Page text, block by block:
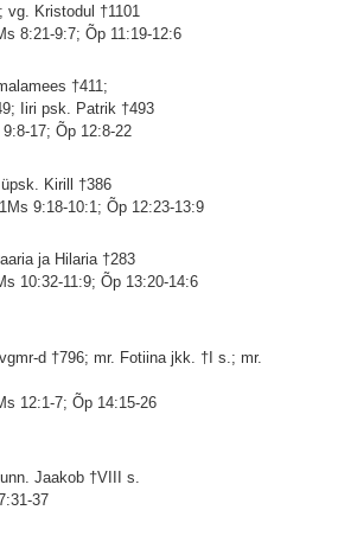
vg. Kristodul †1101
8:21-9:7; Õp 11:19-12:6
†411;
Iiri psk. Patrik †493
17; Õp 12:8-22
Kirill †386
9:18-10:1; Õp 12:23-13:9
ja Hilaria †283
10:32-11:9; Õp 13:20-14:6
d †796; mr. Fotiina jkk. †I s.; mr.
12:1-7; Õp 14:15-26
Jaakob †VIII s.
37